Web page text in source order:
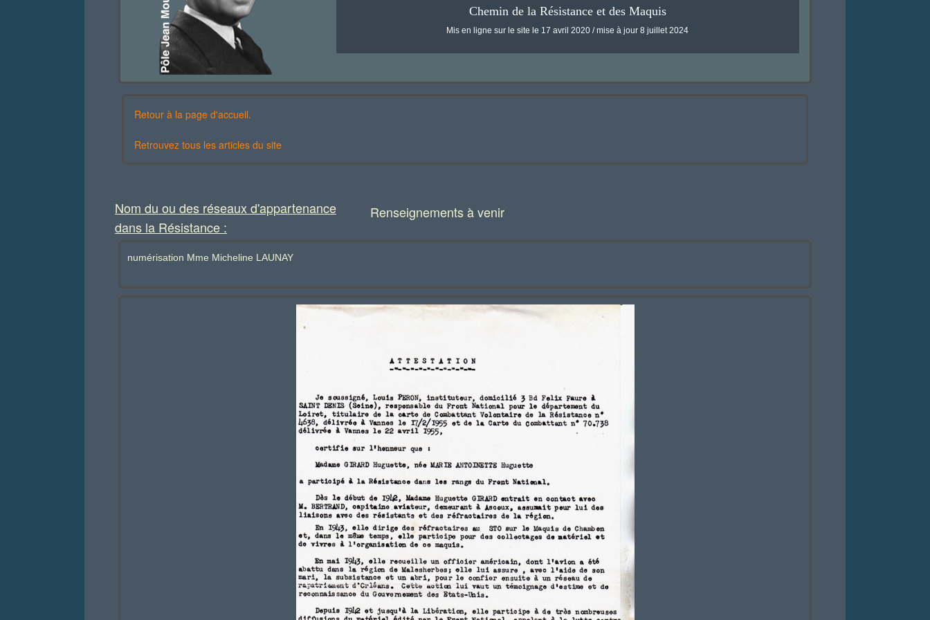
Chemin de la Résistance et des Maquis
Mis en ligne sur le site le 17 avril 2020 / mise à jour 8 juillet 2024
Retour à la page d'accueil.
Retrouvez tous les articles du site
Nom du ou des réseaux d'appartenance
dans la Résistance :
Renseignements à venir
numérisation Mme Micheline LAUNAY